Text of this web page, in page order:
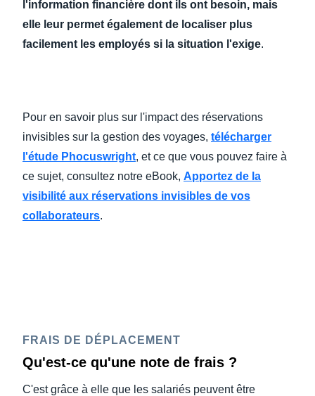
l'information financière dont ils ont besoin, mais
elle leur permet également de localiser plus
facilement les employés si la situation l'exige.
Pour en savoir plus sur l'impact des réservations
invisibles sur la gestion des voyages, télécharger
l'étude Phocuswright, et ce que vous pouvez faire à
ce sujet, consultez notre eBook, Apportez de la
visibilité aux réservations invisibles de vos
collaborateurs.
FRAIS DE DÉPLACEMENT
Qu'est-ce qu'une note de frais ?
C'est grâce à elle que les salariés peuvent être